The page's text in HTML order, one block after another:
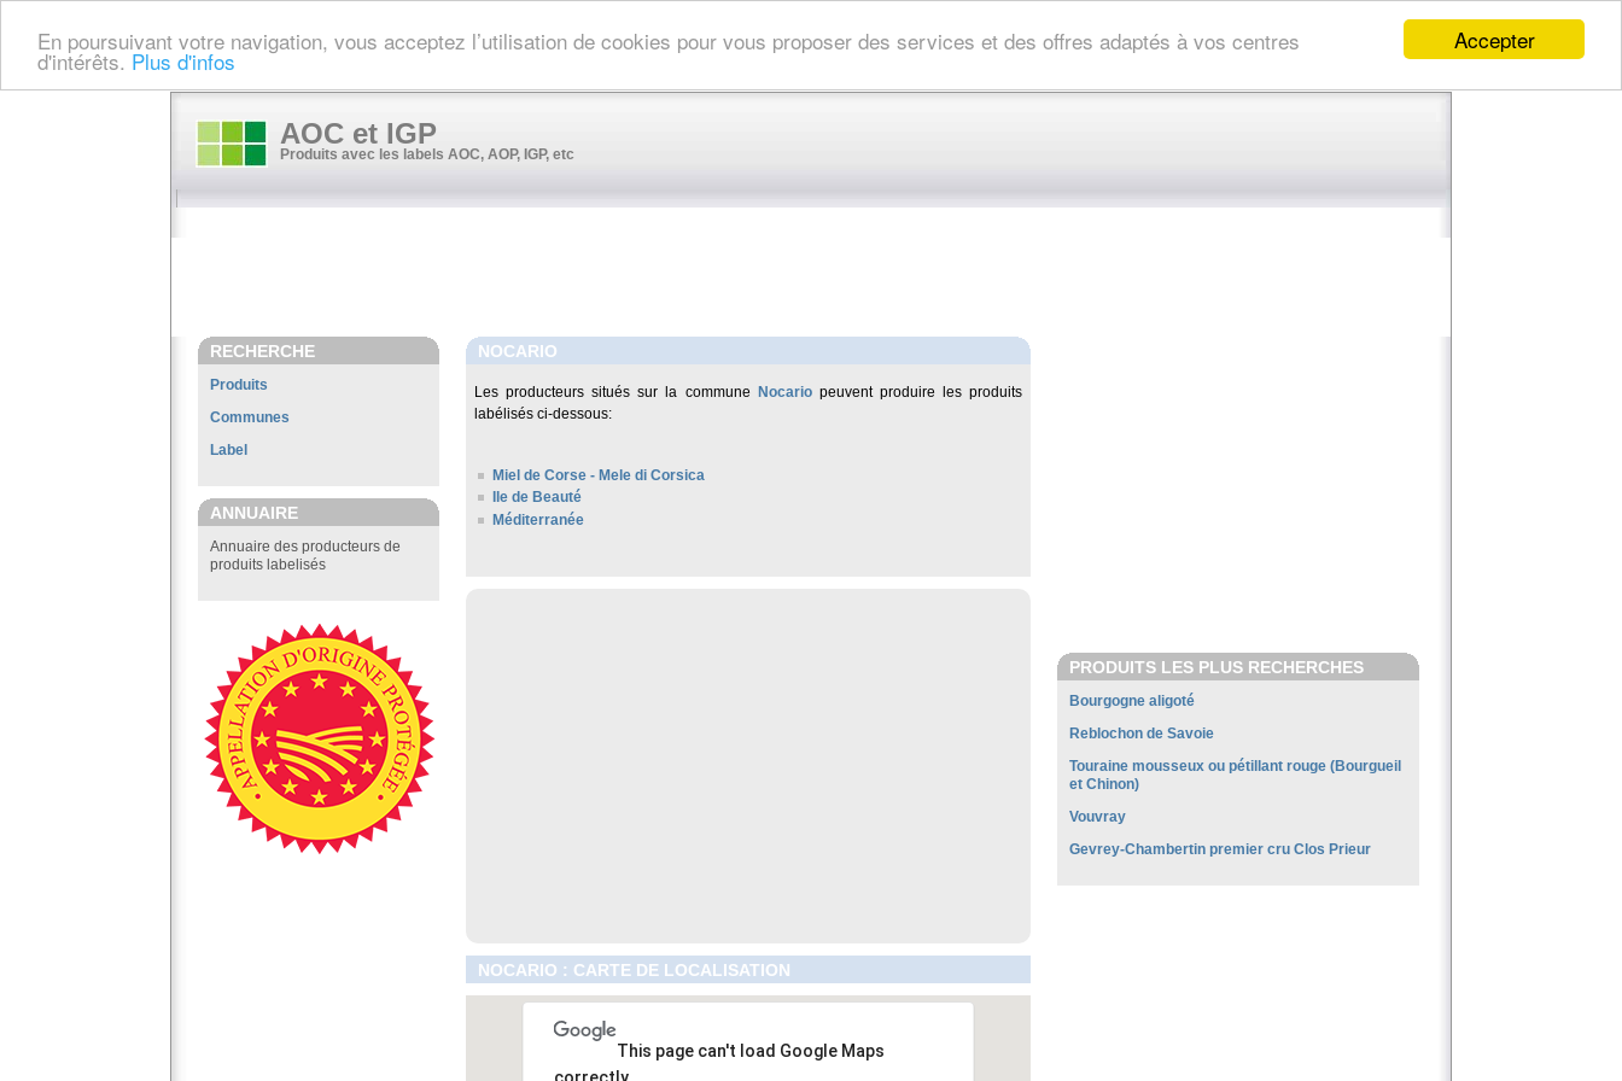
Accepter
En poursuivant votre navigation, vous acceptez l’utilisation de cookies pour vous proposer des services et des offres adaptés à vos centres
d'intérêts. Plus d'infos
AOC et IGP
Produits avec les labels AOC, AOP, IGP, etc
RECHERCHE
Produits
Communes
Label
ANNUAIRE
Annuaire des producteurs de
produits labelisés
NOCARIO
Les producteurs situés sur la commune Nocariopeuvent produire les produits
labélisés ci-dessous:
Miel de Corse - Mele di Corsica
Ile de Beauté
Méditerranée
NOCARIO : CARTE DE LOCALISATION
This page can't load Google Maps
correctly.
PRODUITS LES PLUS RECHERCHES
Bourgogne aligoté
Reblochon de Savoie
Touraine mousseux ou pétillant rouge (Bourgueil
et Chinon)
Vouvray
Gevrey-Chambertin premier cru Clos Prieur